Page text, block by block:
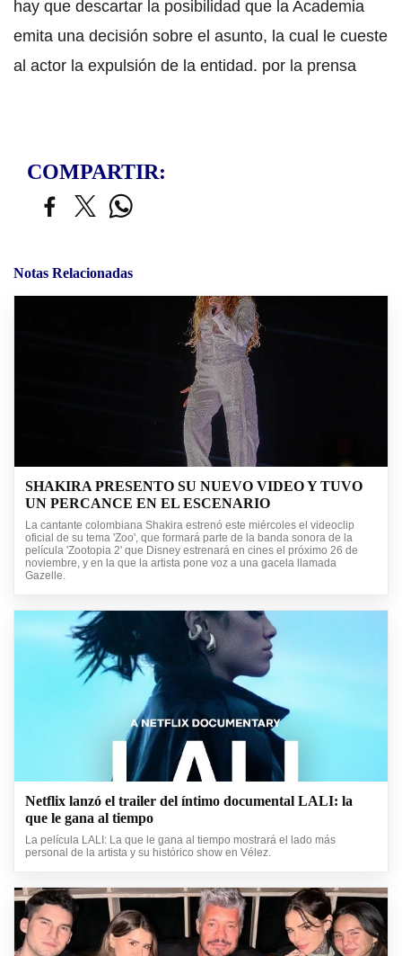
hay que descartar la posibilidad que la Academia
emita una decisión sobre el asunto, la cual le cueste
al actor la expulsión de la entidad. por la prensa
COMPARTIR:
Notas Relacionadas
SHAKIRA PRESENTO SU NUEVO VIDEO Y TUVO
UN PERCANCE EN EL ESCENARIO
La cantante colombiana Shakira estrenó este miércoles el videoclip
oficial de su tema 'Zoo', que formará parte de la banda sonora de la
película 'Zootopia 2' que Disney estrenará en cines el próximo 26 de
noviembre, y en la que la artista pone voz a una gacela llamada
Gazelle.
Netflix lanzó el trailer del íntimo documental LALI: la
que le gana al tiempo
La película LALI: La que le gana al tiempo mostrará el lado más
personal de la artista y su histórico show en Vélez.